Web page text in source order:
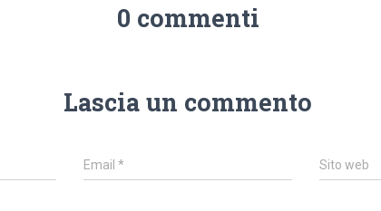
0 commenti
Lascia un commento
Email * Sito web